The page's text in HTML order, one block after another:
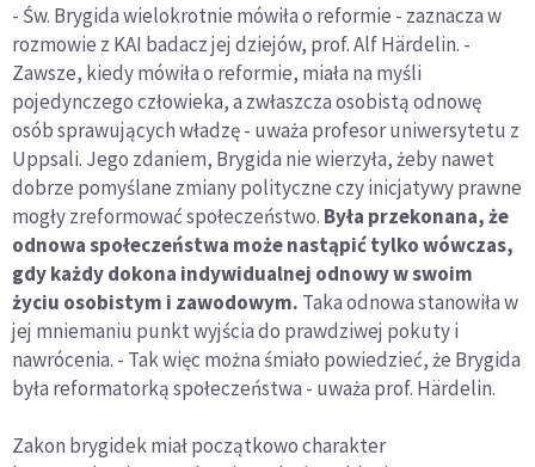
- Św. Brygida wielokrotnie mówiła o reformie - zaznacza w
rozmowie z KAI badacz jej dziejów, prof. Alf Härdelin. -
Zawsze, kiedy mówiła o reformie, miała na myśli
pojedynczego człowieka, a zwłaszcza osobistą odnowę
osób sprawujących władzę - uważa profesor uniwersytetu z
Uppsali. Jego zdaniem, Brygida nie wierzyła, żeby nawet
dobrze pomyślane zmiany polityczne czy inicjatywy prawne
mogły zreformować społeczeństwo. Była przekonana, że
odnowa społeczeństwa może nastąpić tylko wówczas,
gdy każdy dokona indywidualnej odnowy w swoim
życiu osobistym i zawodowym. Taka odnowa stanowiła w
jej mniemaniu punkt wyjścia do prawdziwej pokuty i
nawrócenia. - Tak więc można śmiało powiedzieć, że Brygida
była reformatorką społeczeństwa - uważa prof. Härdelin.
Zakon brygidek miał początkowo charakter